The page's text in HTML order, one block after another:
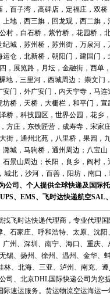
百子湾，高碑店，定福庄，双
地，西三旗，回龙观，西二旗
村，白石桥，紫竹桥，花园桥
城，苏州桥，苏州街，万泉河
仓，北新桥，朝阳门，建国门
，展览路，月坛，金融街，西
地，三里河，西城周边； 崇文
门，外广安门，内天宁寺，马
桥，天桥，大栅栏，和平门，
桥，科技园区，世界公园，花
方庄，东铁匠营，成寿寺，宋
街，通州北苑，八里桥，果园
城，马驹桥，通州周边；八宝
景山周边；长阳，良乡，阎村
北，沙河，百善，阳坊，南口
公司、个人提供全球快递及国际
UPS、 EMS、 飞时达快递航空SAL
飞时达快递代理商，专业代理
石家庄、呼和浩特、太原、沈
州、深圳、南宁、海口、重庆
锡、扬州、徐州、温州、金华
、北海、三亚、泸州、南充、
司、北京DHL国际快递公司为
速运服务。货运物流空运海运